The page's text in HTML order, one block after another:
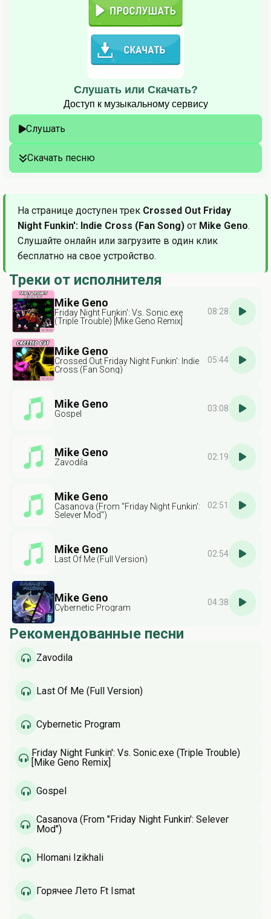
Слушать или Скачать?
Доступ к музыкальному сервису
Слушать
Скачать песню
На странице доступен трек Crossed Out Friday
Night Funkin': Indie Cross (Fan Song) от Mike Geno.
Слушайте онлайн или загрузите в один клик
бесплатно на свое устройство.
Треки от исполнителя
Mike Geno
Friday Night Funkin': Vs. Sonic.exe
(Triple Trouble) [Mike Geno Remix]
08:28
Mike Geno
Crossed Out Friday Night Funkin': Indie
Cross (Fan Song)
05:44
Mike Geno
Gospel
03:08
Mike Geno
Zavodila
02:19
Mike Geno
Casanova (From "Friday Night Funkin':
Selever Mod")
02:51
Mike Geno
Last Of Me (Full Version)
02:54
Mike Geno
Cybernetic Program
04:38
Рекомендованные песни
Zavodila
Last Of Me (Full Version)
Cybernetic Program
Friday Night Funkin': Vs. Sonic.exe (Triple Trouble)
[Mike Geno Remix]
Gospel
Casanova (From "Friday Night Funkin': Selever
Mod")
Hlomani Izikhali
Горячее Лето Ft Ismat